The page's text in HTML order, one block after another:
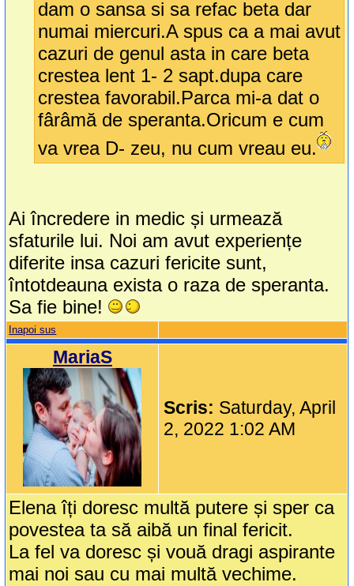
dam o sansa si sa refac beta dar
numai miercuri.A spus ca a mai avut
cazuri de genul asta in care beta
crestea lent 1- 2 sapt.dupa care
crestea favorabil.Parca mi-a dat o
fârâmă de speranta.Oricum e cum
va vrea D- zeu, nu cum vreau eu.
Ai încredere in medic și urmează
sfaturile lui. Noi am avut experiențe
diferite insa cazuri fericite sunt,
întotdeauna exista o raza de speranta.
Sa fie bine!
Inapoi sus
MariaS
Scris: Saturday, April
2, 2022 1:02 AM
Elena îți doresc multă putere și sper ca
povestea ta să aibă un final fericit.
La fel va doresc și vouă dragi aspirante
mai noi sau cu mai multă vechime.